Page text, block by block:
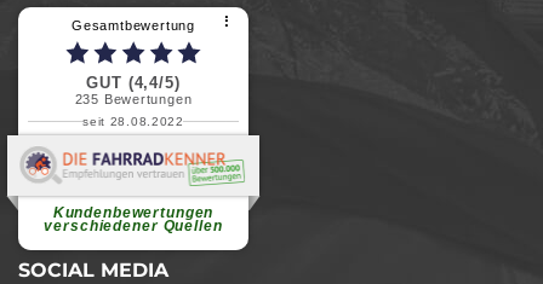
Gesamtbewertung ⠇
GUT (4,4/5)
235 Bewertungen
seit 28.08.2022
Kundenbewertungen
verschiedener Quellen
Elvira B.
Superschnelle und freundliche
weiterlesen
SOCIAL MEDIA